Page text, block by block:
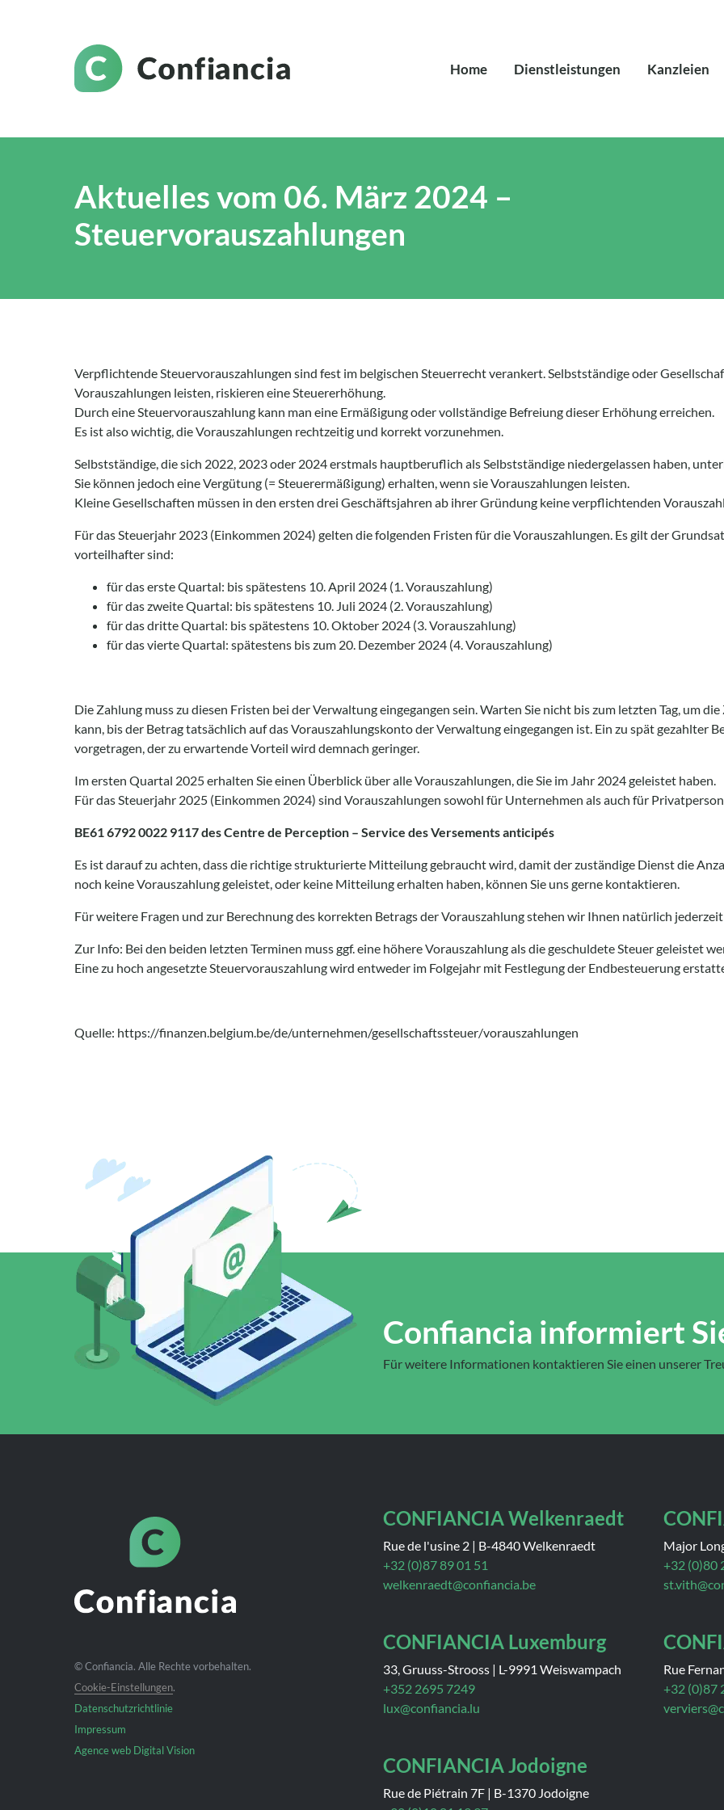
Home Dienstleistungen Kanzleien
Aktuelles vom 06. März 2024 –
Steuervorauszahlungen
Verpflichtende Steuervorauszahlungen sind fest im belgischen Steuerrecht verankert. Selbstständige oder
Vorauszahlungen leisten, riskieren eine Steuererhöhung.
Durch eine Steuervorauszahlung kann man eine Ermäßigung oder vollständige Befreiung dieser Erhöhung erreichen.
Es ist also wichtig, die Vorauszahlungen rechtzeitig und korrekt vorzunehmen.
Selbstständige, die sich 2022, 2023 oder 2024 erstmals hauptberuflich als Selbstständige niedergelassen haben,
Sie können jedoch eine Vergütung (= Steuerermäßigung) erhalten, wenn sie Vorauszahlungen leisten.
Kleine Gesellschaften müssen in den ersten drei Geschäftsjahren ab ihrer Gründung keine verpflichtenden
Für das Steuerjahr 2023 (Einkommen 2024) gelten die folgenden Fristen für die Vorauszahlungen. Es gilt der
vorteilhafter sind:
für das erste Quartal: bis spätestens 10. April 2024 (1. Vorauszahlung)
für das zweite Quartal: bis spätestens 10. Juli 2024 (2. Vorauszahlung)
für das dritte Quartal: bis spätestens 10. Oktober 2024 (3. Vorauszahlung)
für das vierte Quartal: spätestens bis zum 20. Dezember 2024 (4. Vorauszahlung)
Die Zahlung muss zu diesen Fristen bei der Verwaltung eingegangen sein. Warten Sie nicht bis zum letzten Tag, um
kann, bis der Betrag tatsächlich auf das Vorauszahlungskonto der Verwaltung eingegangen ist. Ein zu spät gezahlter
vorgetragen, der zu erwartende Vorteil wird demnach geringer.
Im ersten Quartal 2025 erhalten Sie einen Überblick über alle Vorauszahlungen, die Sie im Jahr 2024 geleistet haben.
Für das Steuerjahr 2025 (Einkommen 2024) sind Vorauszahlungen sowohl für Unternehmen als auch für
BE61 6792 0022 9117 des Centre de Perception – Service des Versements anticipés
Es ist darauf zu achten, dass die richtige strukturierte Mitteilung gebraucht wird, damit der zuständige Dienst die
noch keine Vorauszahlung geleistet, oder keine Mitteilung erhalten haben, können Sie uns gerne kontaktieren.
Für weitere Fragen und zur Berechnung des korrekten Betrags der Vorauszahlung stehen wir Ihnen natürlich
Zur Info: Bei den beiden letzten Terminen muss ggf. eine höhere Vorauszahlung als die geschuldete Steuer geleistet
Eine zu hoch angesetzte Steuervorauszahlung wird entweder im Folgejahr mit Festlegung der Endbesteuerung
Quelle: https://finanzen.belgium.be/de/unternehmen/gesellschaftssteuer/vorauszahlungen
Confiancia informiert
Für weitere Informationen kontaktieren Sie einen unserer
© Confiancia. Alle Rechte vorbehalten.
Cookie-Einstellungen.
Datenschutzrichtlinie
Impressum
Agence web Digital Vision
CONFIANCIA Welkenraedt
Rue de l'usine 2 | B-4840 Welkenraedt
+32 (0)87 89 01 51
welkenraedt@confiancia.be
Major
+32 (0)80
CONFIANCIA Luxemburg
33, Gruuss-Strooss | L-9991 Weiswampach
+352 2695 7249
lux@confiancia.lu
Rue
+32 (0)87
CONFIANCIA Jodoigne
Rue de Piétrain 7F | B-1370 Jodoigne